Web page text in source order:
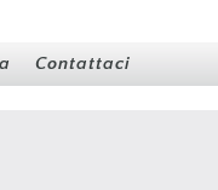
Contattaci